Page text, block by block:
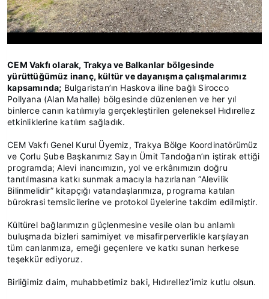
CEM Vakfı olarak, Trakya ve Balkanlar bölgesinde
yürüttüğümüz inanç, kültür ve dayanışma çalışmalarımız
kapsamında; Bulgaristan’ın Haskova iline bağlı Sirocco
Pollyana (Alan Mahalle) bölgesinde düzenlenen ve her yıl
binlerce canın katılımıyla gerçekleştirilen geleneksel Hıdırellez
etkinliklerine katılım sağladık.
CEM Vakfı Genel Kurul Üyemiz, Trakya Bölge Koordinatörümüz
ve Çorlu Şube Başkanımız Sayın Ümit Tandoğan’ın iştirak ettiği
programda; Alevi inancımızın, yol ve erkânımızın doğru
tanıtılmasına katkı sunmak amacıyla hazırlanan “Alevilik
Bilinmelidir” kitapçığı vatandaşlarımıza, programa katılan
bürokrasi temsilcilerine ve protokol üyelerine takdim edilmiştir.
Kültürel bağlarımızın güçlenmesine vesile olan bu anlamlı
buluşmada bizleri samimiyet ve misafirperverlikle karşılayan
tüm canlarımıza, emeği geçenlere ve katkı sunan herkese
teşekkür ediyoruz.
Birliğimiz daim, muhabbetimiz baki, Hıdırellez’imiz kutlu olsun.